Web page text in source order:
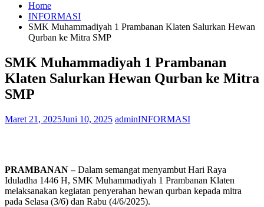
Home
INFORMASI
SMK Muhammadiyah 1 Prambanan Klaten Salurkan Hewan
Qurban ke Mitra SMP
SMK Muhammadiyah 1 Prambanan
Klaten Salurkan Hewan Qurban ke Mitra
SMP
Maret 21, 2025Juni 10, 2025 adminINFORMASI
PRAMBANAN – Dalam semangat menyambut Hari Raya
Iduladha 1446 H, SMK Muhammadiyah 1 Prambanan Klaten
melaksanakan kegiatan penyerahan hewan qurban kepada mitra
pada Selasa (3/6) dan Rabu (4/6/2025).